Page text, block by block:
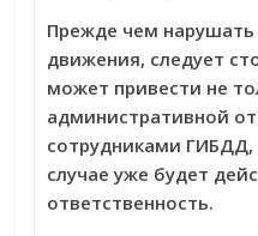
Прежде чем
движения, следует
может привести не
административной
сотрудниками
случае уже будет
ответственность.